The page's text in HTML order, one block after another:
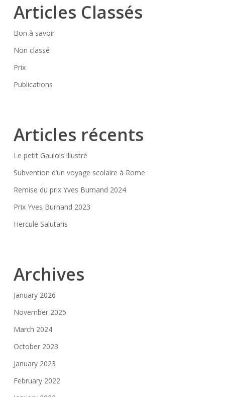
Articles Classés
Bon à savoir
Non classé
Prix
Publications
Articles récents
Le petit Gaulois illustré
Subvention d’un voyage scolaire à Rome :
Remise du prix Yves Burnand 2024
Prix Yves Burnand 2023
Hercule Salutaris
Archives
January 2026
November 2025
March 2024
October 2023
January 2023
February 2022